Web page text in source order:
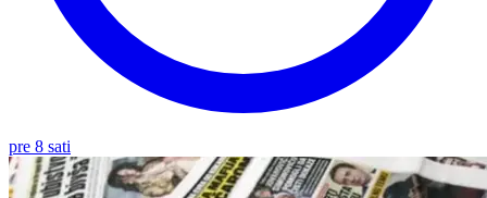
pre 8 sati